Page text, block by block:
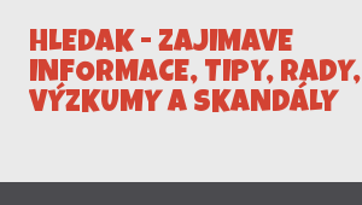
Přeskočit na hlavní obsah
HLEDÁK - ZAJÍMAVÉ
INFORMACE, TIPY, RADY,
VÝZKUMY A SKANDÁLY